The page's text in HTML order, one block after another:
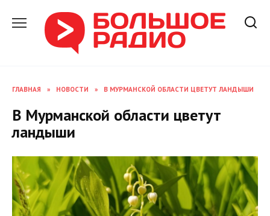
содержанию
ГЛАВНАЯ » НОВОСТИ » В МУРМАНСКОЙ ОБЛАСТИ ЦВЕТУТ ЛАНДЫШИ
В Мурманской области цветут
ландыши